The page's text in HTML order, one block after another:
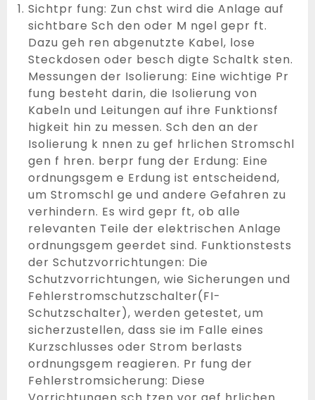
Sichtpr fung: Zun chst wird die Anlage auf
sichtbare Sch den oder M ngel gepr ft.
Dazu geh ren abgenutzte Kabel, lose
Steckdosen oder besch digte Schaltk sten.
Messungen der Isolierung: Eine wichtige Pr
fung besteht darin, die Isolierung von
Kabeln und Leitungen auf ihre Funktionsf
higkeit hin zu messen. Sch den an der
Isolierung k nnen zu gef hrlichen Stromschl
gen f hren. berpr fung der Erdung: Eine
ordnungsgem e Erdung ist entscheidend,
um Stromschl ge und andere Gefahren zu
verhindern. Es wird gepr ft, ob alle
relevanten Teile der elektrischen Anlage
ordnungsgem geerdet sind. Funktionstests
der Schutzvorrichtungen: Die
Schutzvorrichtungen, wie Sicherungen und
Fehlerstromschutzschalter(FI-
Schutzschalter), werden getestet, um
sicherzustellen, dass sie im Falle eines
Kurzschlusses oder Strom berlasts
ordnungsgem reagieren. Pr fung der
Fehlerstromsicherung: Diese